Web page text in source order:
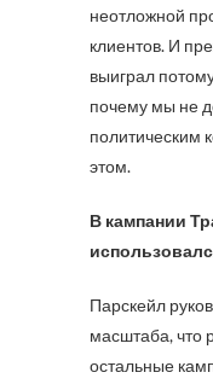
неотложной
клиентов. И
выиграл
почему мы не
политическим
этом.
В кампании
Парскейл
масштаба, что
остальные